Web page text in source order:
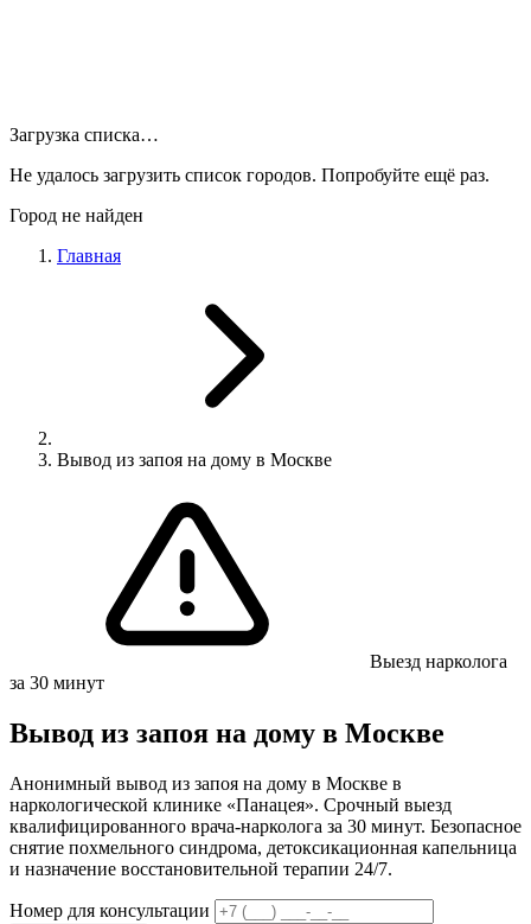
Загрузка списка…
Не удалось загрузить список городов. Попробуйте ещё раз.
Город не найден
Главная
Вывод из запоя на дому в Москве
Выезд нарколога
за 30 минут
Вывод из запоя на дому в Москве
Анонимный вывод из запоя на дому в Москве в
наркологической клинике «Панацея». Срочный выезд
квалифицированного врача-нарколога за 30 минут. Безопасное
снятие похмельного синдрома, детоксикационная капельница
и назначение восстановительной терапии 24/7.
Номер для консультации